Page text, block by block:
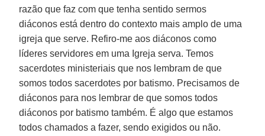
razão que faz com que tenha sentido sermos
diáconos está dentro do contexto mais amplo de uma
igreja que serve. Refiro-me aos diáconos como
líderes servidores em uma Igreja serva. Temos
sacerdotes ministeriais que nos lembram de que
somos todos sacerdotes por batismo. Precisamos de
diáconos para nos lembrar de que somos todos
diáconos por batismo também. É algo que estamos
todos chamados a fazer, sendo exigidos ou não.